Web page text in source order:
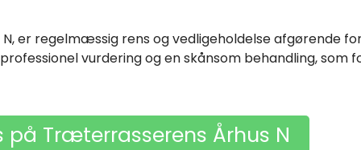
er regelmæssig rens og vedligeholdelse afgørende
vurdering og en skånsom behandling,
på Træterrasserens Århus N